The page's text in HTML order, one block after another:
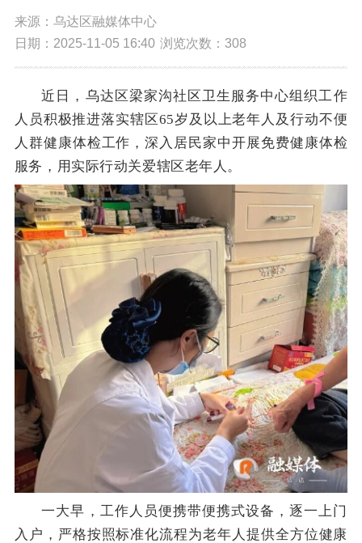
来源：乌达区融媒体中心
日期：2025-11-05 16:40 浏览次数： 308
近日，乌达区梁家沟社区卫生服务中心组织工作
人员积极推进落实辖区65岁及以上老年人及行动不便
人群健康体检工作，深入居民家中开展免费健康体检
服务， 用实际行动关爱辖区老年人。
一大早，工作人员便携带便携式设备，逐一上门
入户，严格按照标准化流程为老年人提供全方位健康